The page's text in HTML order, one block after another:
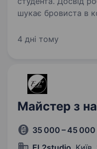
шукає бровиста в команду!
працювати в
4 дні тому
Майстер з
35 000 – 45 000